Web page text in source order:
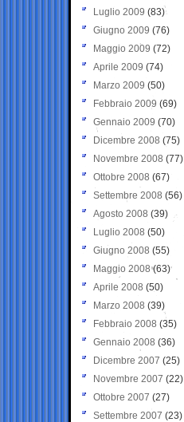
Luglio 2009 (83)
Giugno 2009 (76)
Maggio 2009 (72)
Aprile 2009 (74)
Marzo 2009 (50)
Febbraio 2009 (69)
Gennaio 2009 (70)
Dicembre 2008 (75)
Novembre 2008 (77)
Ottobre 2008 (67)
Settembre 2008 (56)
Agosto 2008 (39)
Luglio 2008 (50)
Giugno 2008 (55)
Maggio 2008(63)
Aprile 2008 (50)
Marzo 2008 (39)
Febbraio 2008 (35)
Gennaio 2008 (36)
Dicembre 2007 (25)
Novembre 2007 (22)
Ottobre 2007 (27)
Settembre 2007 (23)